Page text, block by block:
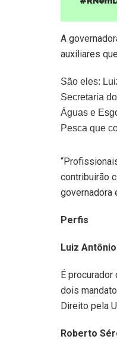
A
auxiliares
São eles:
Secretaria
Águas e
Pesca que
contribuirão
governadora
Perfis
Luiz
É
dois
Direito pela
Roberto